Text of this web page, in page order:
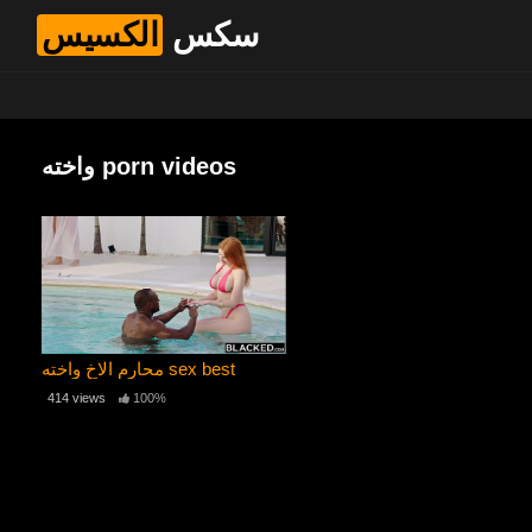
سکس الکسیس
واخته porn videos
محارم الاخ واخته sex best
414 views 100%